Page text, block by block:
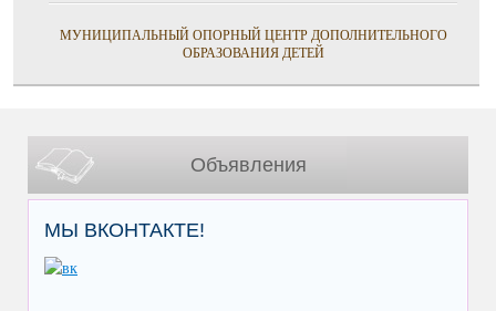
МУНИЦИПАЛЬНЫЙ ОПОРНЫЙ ЦЕНТР ДОПОЛНИТЕЛЬНОГО
ОБРАЗОВАНИЯ ДЕТЕЙ
Объявления
МЫ ВКОНТАКТЕ!